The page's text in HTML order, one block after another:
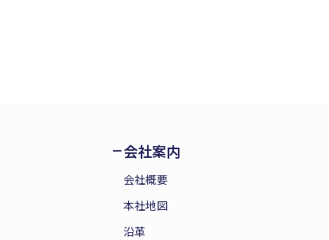
会社案内
会社概要
本社地図
沿革